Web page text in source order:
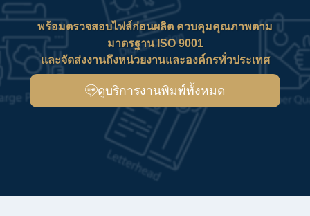
พร้อมตรวจสอบไฟล์ก่อนผลิต ควบคุมคุณภาพตาม
มาตรฐาน ISO 9001
และจัดส่งงานถึงหน่วยงานและองค์กรทั่วประเทศ
ดูบริการงานพิมพ์ทั้งหมด